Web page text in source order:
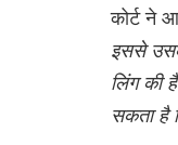
कोर्ट ने
इससे
लिंग की
सकता है